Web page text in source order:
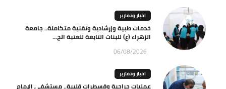
اخبار وتقارير
خدمات طبية وإرشادية وتقنية متكاملة.. جامعة
الزهراء (ع) للبنات التابعة للعتبة الح...
06/08/2026
اخبار وتقارير
عمليات جراحية وقسطرات قلبية.. مستشفى الإمام